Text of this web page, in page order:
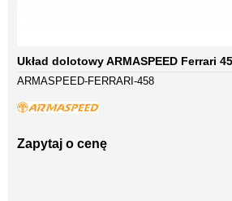
Układ dolotowy ARMASPEED Ferrari
ARMASPEED-FERRARI-458
Zapytaj o cenę